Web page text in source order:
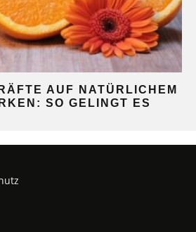
AUF NATÜRLICHEM
SO GELINGT ES